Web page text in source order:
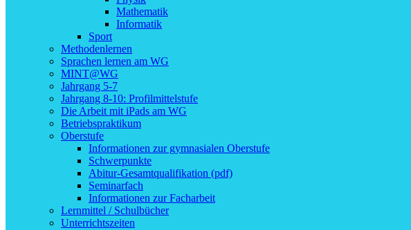
Mathematik
Informatik
Sport
Methodenlernen
Sprachen lernen am WG
MINT@WG
Jahrgang 5-7
Jahrgang 8-10: Profilmittelstufe
Die Arbeit mit iPads am WG
Betriebspraktikum
Oberstufe
Informationen zur gymnasialen Oberstufe
Schwerpunkte
Abitur-Gesamtqualifikation (pdf)
Seminarfach
Informationen zur Facharbeit
Lernmittel / Schulbücher
Unterrichtszeiten